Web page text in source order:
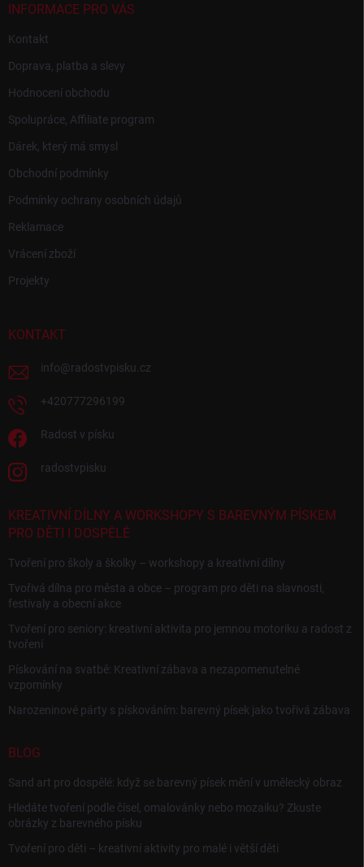
INFORMACE PRO VÁS
Kontakt
Doprava, platba a slevy
Hodnocení obchodu
Spolupráce, Affiliate program
Dárek, který má smysl
Obchodní podmínky
Podmínky ochrany osobních údajů
Reklamace
Vrácení zboží
Projekty
KONTAKT
info@radostvpisku.cz
+420777296199
Radost v písku
radostvpisku
KREATIVNÍ DÍLNY A WORKSHOPY S BAREVNÝM PÍSKEM
PRO DĚTI I DOSPĚLÉ
Tvoření pro školy a školky – workshopy a kreativní dílny
Tvořivá dílna pro města a obce – program pro děti na slavnosti,
festivaly a obecní akce
Tvoření pro seniory: kreativní aktivita pro jemnou motoriku a radost z
tvoření
Pískování na svatbě: Kreativní zábava a nezapomenutelné
vzpomínky
Narozeninové párty s pískováním: barevný písek jako tvořivá zábava
BLOG
Sand art pro dospělé: když se barevný písek mění v umělecký obraz
Hledáte tvoření podle čísel, omalovánky nebo mozaiku? Zkuste
obrázky z barevného písku
Tvoření pro děti – kreativní aktivity pro malé i větší děti